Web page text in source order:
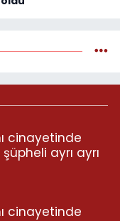
cinayetinde
ayrı ayrı
cinayetinde